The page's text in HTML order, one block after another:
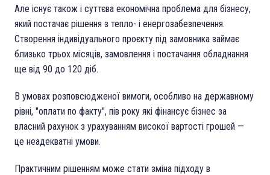
Але існує також і суттєва економічна проблема для бізнесу,
який постачає рішення з тепло- і енергозабезпечення.
Створення індивідуального проєкту під замовника займає
близько трьох місяців, замовлення і постачання обладнання
ще від 90 до 120 діб.
В умовах розповсюдженої вимоги, особливо на державному
рівні, "оплати по факту", пів року які фінансує бізнес за
власний рахунок з урахуванням високої вартості грошей —
це неадекватні умови.
Практичним рішенням може стати зміна підходу в